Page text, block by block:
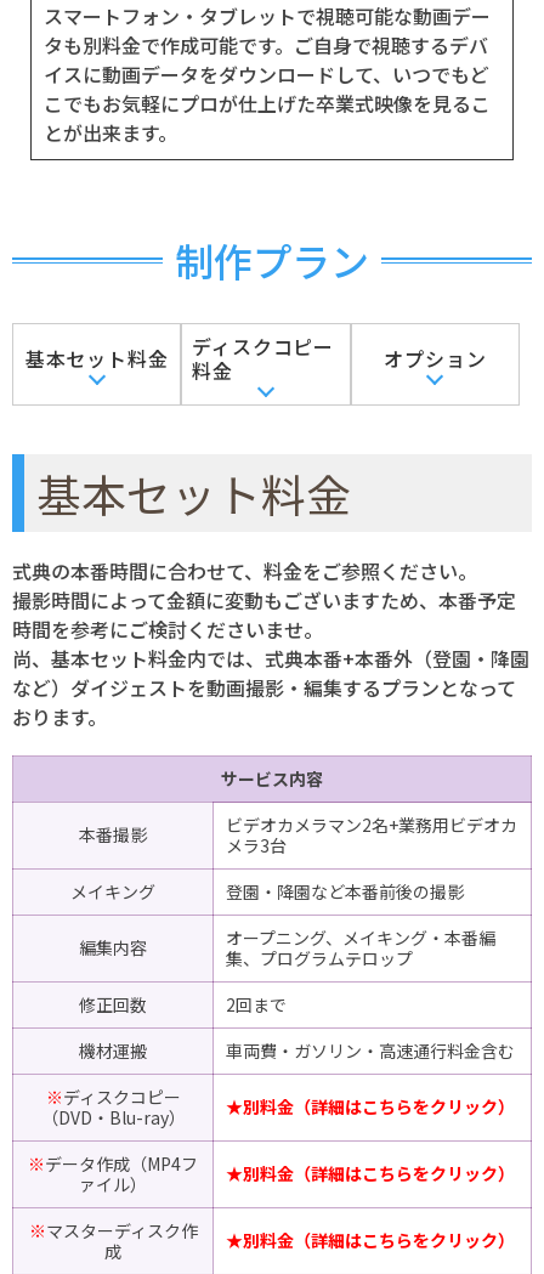
スマートフォン・タブレットで視聴可能な動画デー
タも別料金で作成可能です。ご自身で視聴するデバ
イスに動画データをダウンロードして、いつでもど
こでもお気軽にプロが仕上げた卒業式映像を見るこ
とが出来ます。
制作プラン
基本セット料金
ディスクコピー
料金
オプション
基本セット料金
式典の本番時間に合わせて、料金をご参照ください。
撮影時間によって金額に変動もございますため、本番予定
時間を参考にご検討くださいませ。
尚、基本セット料金内では、式典本番+本番外（登園・降園
など）ダイジェストを動画撮影・編集するプランとなって
おります。
サービス内容
本番撮影
ビデオカメラマン2名+業務用ビデオカ
メラ3台
メイキング
登園・降園など本番前後の撮影
編集内容
オープニング、メイキング・本番編
集、プログラムテロップ
修正回数
2回まで
機材運搬
車両費・ガソリン・高速通行料金含む
※ディスクコピー
（DVD・Blu-ray）
★別料金（詳細はこちらをクリック）
※データ作成（MP4フ
ァイル）
★別料金（詳細はこちらをクリック）
※マスターディスク作
成
★別料金（詳細はこちらをクリック）